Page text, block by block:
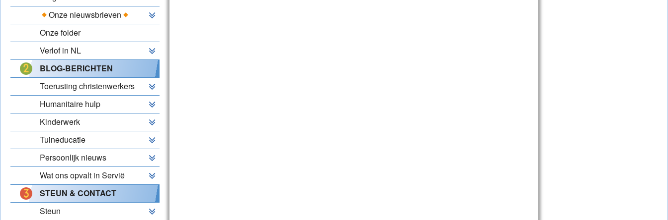
Onze nieuwsbrieven
Onze folder
Verlof in NL
BLOG-BERICHTEN
Toerusting christenwerkers
Humanitaire hulp
Kinderwerk
Tuineducatie
Persoonlijk nieuws
Wat ons opvalt in Servië
STEUN & CONTACT
Steun